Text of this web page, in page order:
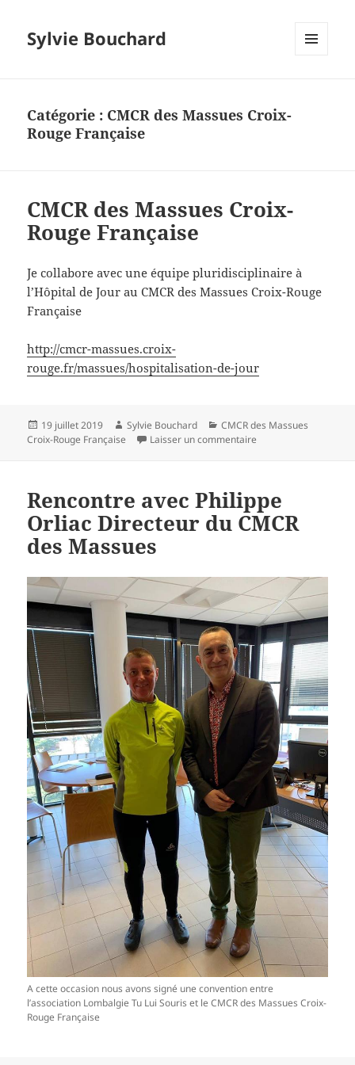
Sylvie Bouchard
Catégorie : CMCR des Massues Croix-
Rouge Française
CMCR des Massues Croix-
Rouge Française
Je collabore avec une équipe pluridisciplinaire à
l’Hôpital de Jour au CMCR des Massues Croix-Rouge
Française
http://cmcr-massues.croix-
rouge.fr/massues/hospitalisation-de-jour
Publié
le
19 juillet 2019 Auteur
Sylvie Bouchard Catégories
CMCR des Massues
Croix-Rouge Française
Laisser un commentaire
Rencontre avec Philippe
Orliac Directeur du CMCR
des Massues
A cette occasion nous avons signé une convention entre
l’association Lombalgie Tu Lui Souris et le CMCR des Massues Croix-
Rouge Française